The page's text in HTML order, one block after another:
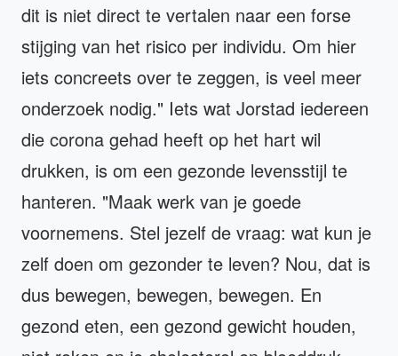
dit is niet direct te vertalen naar een forse
stijging van het risico per individu. Om hier
iets concreets over te zeggen, is veel meer
onderzoek nodig." Iets wat Jorstad iedereen
die corona gehad heeft op het hart wil
drukken, is om een gezonde levensstijl te
hanteren. "Maak werk van je goede
voornemens. Stel jezelf de vraag: wat kun je
zelf doen om gezonder te leven? Nou, dat is
dus bewegen, bewegen, bewegen. En
gezond eten, een gezond gewicht houden,